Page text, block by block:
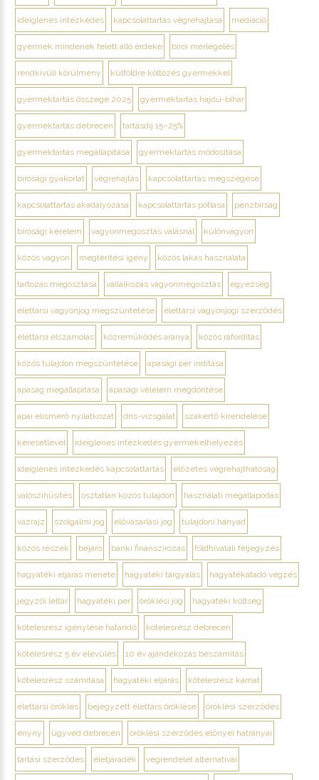
ideiglenes intézkedés kapcsolattartás végrehajtása mediáció
gyermek mindenek felett álló érdeke bírói mérlegelés
rendkívüli körülmény külföldre költözés gyermekkel
gyermektartás összege 2025 gyermektartás hajdú-bihar
gyermektartás debrecen tartásdíj 15–25%
gyermektartás megállapítása gyermektartás módosítása
bírósági gyakorlat végrehajtás kapcsolattartás megszegése
kapcsolattartás akadályozása kapcsolattartás pótlása pénzbírság
bírósági kérelem vagyonmegosztás válásnál különvagyon
közös vagyon megtérítési igény közös lakás használata
tartozás megosztása vállalkozás vagyonmegosztás egyezség
élettársi vagyonjog megszüntetése élettársi vagyonjogi szerződés
élettársi elszámolás közreműködés aránya közös ráfordítás
közös tulajdon megszüntetése apasági per indítása
apaság megállapítása apasági vélelem megdöntése
apai elismerő nyilatkozat dns-vizsgálat szakértő kirendelése
keresetlevél ideiglenes intézkedés gyermekelhelyezés
ideiglenes intézkedés kapcsolattartás előzetes végrehajthatóság
valószínűsítés osztatlan közös tulajdon használati megállapodás
vázrajz szolgalmi jog elővásárlási jog tulajdoni hányad
közös részek bejáró banki finanszírozás földhivatali feljegyzés
hagyatéki eljárás menete hagyatéki tárgyalás hagyatékátadó végzés
jegyzői leltár hagyatéki per öröklési jog hagyatéki költség
kötelesrész igénylése határidő kötelesrész debrecen
kötelesrész 5 év elévülés 10 év ajándékozás beszámítás
kötelesrész számítása hagyatéki eljárás kötelesrész kamat
élettársi öröklés bejegyzett élettárs öröklése öröklési szerződés
ényny ügyvéd debrecen öröklési szerződés előnyei hátrányai
tartási szerződés életjáradék végrendelet alternatívái